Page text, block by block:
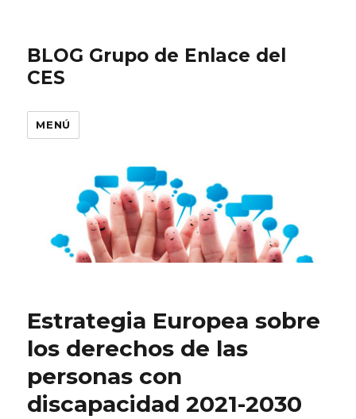
BLOG Grupo de Enlace del
CES
MENÚ
Estrategia Europea sobre
los derechos de las
personas con
discapacidad 2021-2030